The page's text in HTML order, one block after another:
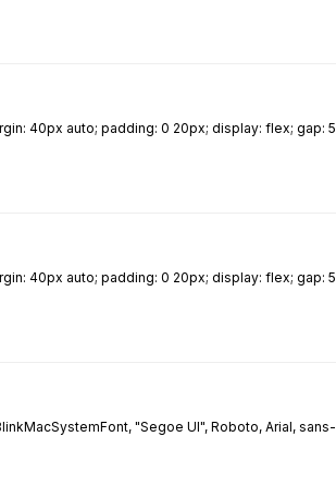
40px auto; padding: 0 20px; display: flex;
40px auto; padding: 0 20px; display: flex;
"Segoe UI", Roboto, Arial,